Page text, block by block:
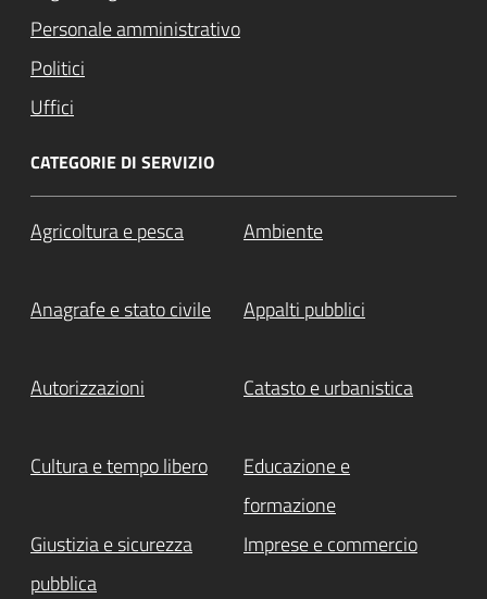
Personale amministrativo
Politici
Uffici
CATEGORIE DI SERVIZIO
Agricoltura e pesca Ambiente
Anagrafe e stato civile Appalti pubblici
Autorizzazioni Catasto e urbanistica
Cultura e tempo libero
Educazione e
formazione
Giustizia e sicurezza
pubblica
Imprese e commercio